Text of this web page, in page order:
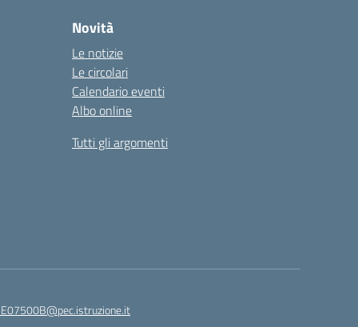
Novità
Le notizie
Le circolari
Calendario eventi
Albo online
Tutti gli argomenti